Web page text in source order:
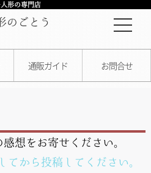
形の専門店
通販ガイド お問合せ
想をお寄せください。
てから投稿してください。